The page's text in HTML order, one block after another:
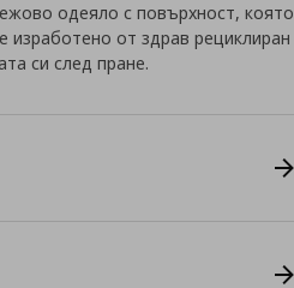
одеяло с повърхност, която
изработено от здрав рециклиран
си след пране.